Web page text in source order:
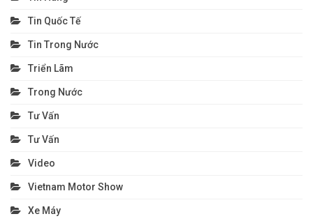
Tin Quốc Tế
Tin Trong Nước
Triển Lãm
Trong Nước
Tư Vấn
Tư Vấn
Video
Vietnam Motor Show
Xe Máy